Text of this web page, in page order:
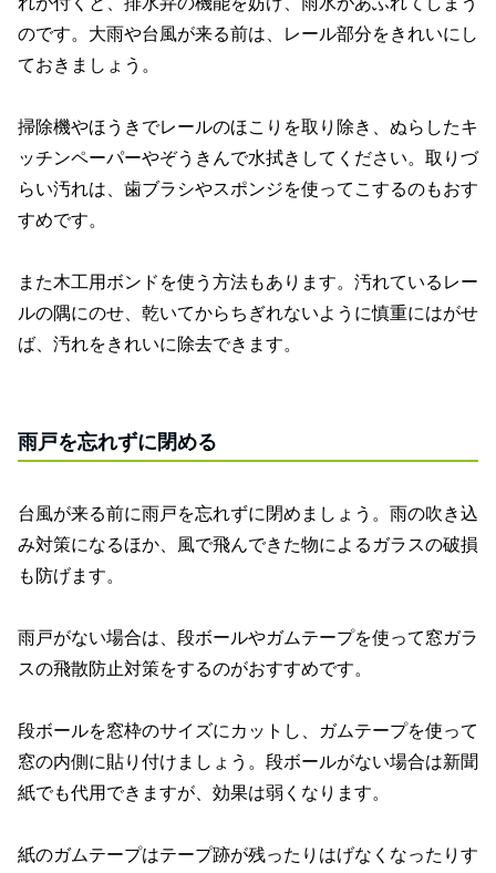
のです。大雨や台風が来る前は、レール部分をきれいにし
ておきましょう。
掃除機やほうきでレールのほこりを取り除き、ぬらしたキ
ッチンペーパーやぞうきんで水拭きしてください。取りづ
らい汚れは、歯ブラシやスポンジを使ってこするのもおす
すめです。
また木工用ボンドを使う方法もあります。汚れているレー
ルの隅にのせ、乾いてからちぎれないように慎重にはがせ
ば、汚れをきれいに除去できます。
雨戸を忘れずに閉める
台風が来る前に雨戸を忘れずに閉めましょう。雨の吹き込
み対策になるほか、風で飛んできた物によるガラスの破損
も防げます。
雨戸がない場合は、段ボールやガムテープを使って窓ガラ
スの飛散防止対策をするのがおすすめです。
段ボールを窓枠のサイズにカットし、ガムテープを使って
窓の内側に貼り付けましょう。段ボールがない場合は新聞
紙でも代用できますが、効果は弱くなります。
紙のガムテープはテープ跡が残ったりはげなくなったりす